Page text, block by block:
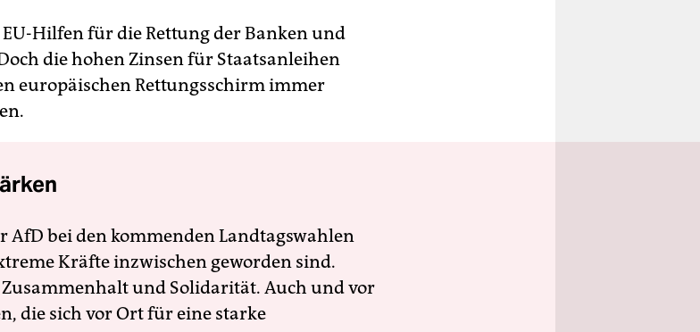
Hilfen für die Rettung der Banken und
die hohen Zinsen für Staatsanleihen
europäischen Rettungsschirm immer
AfD bei den kommenden Landtagswahlen
Kräfte inzwischen geworden sind.
und Solidarität. Auch und vor
die sich vor Ort für eine starke